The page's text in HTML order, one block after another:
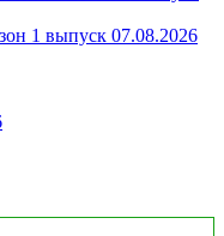
1 выпуск 07.08.2026